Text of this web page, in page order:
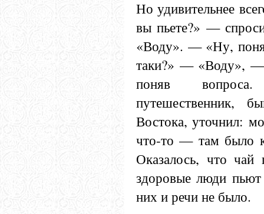
Но удивительнее
вы пьете?» —
«Воду». — «Ну,
таки?» — «Воду», —
поняв
путешественник,
Востока, уточнил:
что-то — там было
Оказалось, что чай
здоровые люди
них и речи не было.